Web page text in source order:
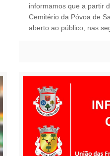
informamos que a partir
Cemitério da Póvoa de
aberto ao público, nas